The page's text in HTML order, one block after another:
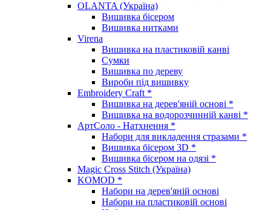
OLANTA (Україна)
Вишивка бісером
Вишивка нитками
Virena
Вишивка на пластиковій канві
Сумки
Вишивка по дереву
Вироби під вишивку
Embroidery Craft *
Вишивка на дерев'яній основі *
Вишивка на водорозчинній канві *
АртСоло - Натхнення *
Набори для викладення стразами *
Вишивка бісером 3D *
Вишивка бісером на одязі *
Magic Cross Stitch (Україна)
KOMOD *
Набори на дерев'яній основі
Набори на пластиковій основі